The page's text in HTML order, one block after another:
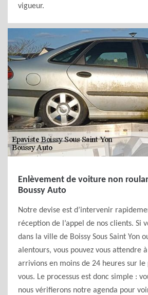
vigueur.
Enlèvement de voiture non
Boussy Auto
Notre devise est d’intervenir
réception de l’appel de nos clients. Si
dans la ville de Boissy Sous Saint Yon
alentours, vous pouvez vous attendre
arrivions en moins de 24 heures sur
vous. Le processus est donc simple :
nous vérifierons notre agenda pour